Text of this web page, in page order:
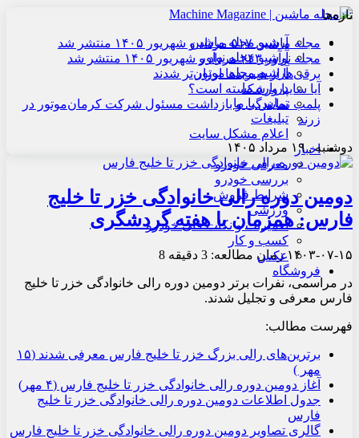
آرشیو مجله ماشین
آرشیو مجله نوآور
آرشیو مجله موتور
درباره ما
تماس با ما
تبلیغات
اعلام مشکل سایت
اخبار
معرفی خودرو
بررسی خودرو
شرایط فروش
ورزشی
تعمیرات و نکات فنی خودرو
کسب و کار
عکس
فروشگاه
تازه‌ها
مجله ماشین ۵۱۷ مرداد و شهریور ۱۴۰۵ منتشر شد
مجله نوآور ۲۴۳ مرداد و شهریور ۱۴۰۵ منتشر شد
برقی‌ها از هیبریدها ارزان‌تر شدند
آیا سایپا ورشکسته است؟
پلمب نمایندگی و بازداشت مسئول شرکت کرمان‌موتور در
زرند
دوشنبه , ۱۹ مرداد ۱۴۰۵
دومین دوره رالی خانوادگی خزر تا خلیج
فارس: همزمان با هفته گردشگری
۱۴۰۳-۰۷-۱۵زمان مطالعه: 3 دقیقه
در مراسمی، نفرات برتر دومین دوره رالی خانوادگی خزر تا خلیج
فارس معرفی و تجلیل شدند.
فهرست مطالب:
برترین‌های رالی بزرگ خزر تا خلیج فارس معرفی شدند (۱۵
مهر )
آغاز دومین دوره رالی خانوادگی خزر تا خلیج فارس (۴ مهر)
جدول اطلاعات دومین دوره رالی خانوادگی خزر تا خلیج
فارس
گالری تصاویر دومین دوره رالی خانوادگی خزر تا خلیج فارس